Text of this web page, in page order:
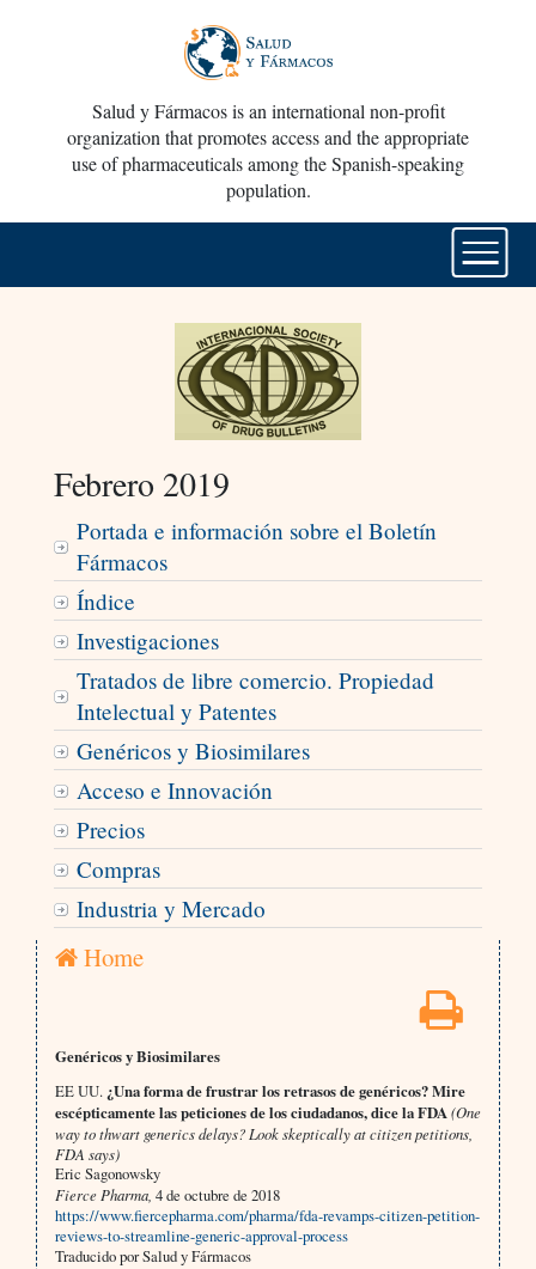
Salud y Fármacos is an international non-profit
organization that promotes access and the appropriate
use of pharmaceuticals among the Spanish-speaking
population.
Febrero 2019
Portada e información sobre el Boletín
Fármacos
Índice
Investigaciones
Tratados de libre comercio. Propiedad
Intelectual y Patentes
Genéricos y Biosimilares
Acceso e Innovación
Precios
Compras
Industria y Mercado
Home
Genéricos y Biosimilares
EE UU.¿Una forma de frustrar los retrasos de genéricos? Mire
escépticamente las peticiones de los ciudadanos, dice la FDA(One
way to thwart generics delays? Look skeptically at citizen petitions,
FDA says)
Eric Sagonowsky
Fierce Pharma, 4 de octubre de 2018
https://www.fiercepharma.com/pharma/fda-revamps-citizen-petition-
reviews-to-streamline-generic-approval-process
Traducido por Salud y Fármacos